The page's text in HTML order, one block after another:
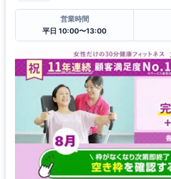
営業時間
平日 10:00〜13:00